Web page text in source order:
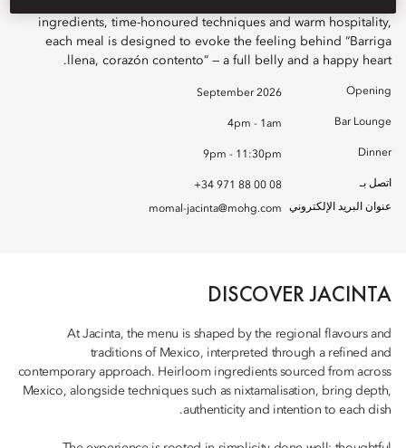
ingredients, time-honoured techniques and warm hospitality,
each meal is designed to evoke the feeling behind “Barriga
llena, corazón contento” — a full belly and a happy heart.
Opening
September 2026
Bar Lounge
4pm - 1am
Dinner
9pm - 11:30pm
اتصل بـ
+34 971 88 00 08
عنوان البريد الإلكتروني
momal-jacinta@mohg.com
DISCOVER JACINTA
At Jacinta, the menu is shaped by the regional flavours and
traditions of Mexico, interpreted through a refined and
contemporary approach. Heirloom ingredients sourced from across
Mexico, alongside techniques such as nixtamalisation, bring depth,
authenticity and intention to each dish.